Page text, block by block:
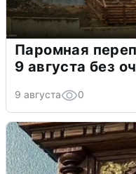
Паромная
9 августа без
9 августа 0